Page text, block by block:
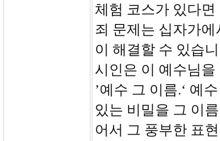
체험 코스가 있다
죄 문제는 십자가
이 해결할 수 있습
시인은 이 예수님
’예수 그 이름.‘ 예
있는 비밀을 그 이
어서 그 풍부한 표